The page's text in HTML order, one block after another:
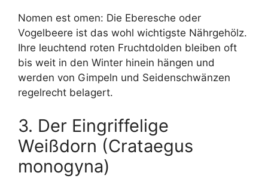
Nomen est omen: Die Eberesche oder
Vogelbeere ist das wohl wichtigste Nährgehölz.
Ihre leuchtend roten Fruchtdolden bleiben oft
bis weit in den Winter hinein hängen und
werden von Gimpeln und Seidenschwänzen
regelrecht belagert.
3. Der Eingriffelige
Weißdorn (Crataegus
monogyna)